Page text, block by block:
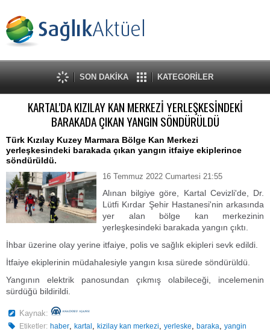
SON DAKİKA KATEGORİLER
KARTAL'DA KIZILAY KAN MERKEZİ YERLEŞKESİNDEKİ
BARAKADA ÇIKAN YANGIN SÖNDÜRÜLDÜ
Türk Kızılay Kuzey Marmara Bölge Kan Merkezi
yerleşkesindeki barakada çıkan yangın itfaiye ekiplerince
söndürüldü.
16 Temmuz 2022 Cumartesi 21:55
Alınan bilgiye göre, Kartal Cevizli'de, Dr.
Lütfi Kırdar Şehir Hastanesi'nin arkasında
yer alan bölge kan merkezinin
yerleşkesindeki barakada yangın çıktı.
İhbar üzerine olay yerine itfaiye, polis ve sağlık ekipleri sevk edildi.
İtfaiye ekiplerinin müdahalesiyle yangın kısa sürede söndürüldü.
Yangının elektrik panosundan çıkmış olabileceği, incelemenin
sürdüğü bildirildi.
Kaynak:
Etiketler: haber,kartal ,kizilay kan merkezi,yerleske,baraka,yangin